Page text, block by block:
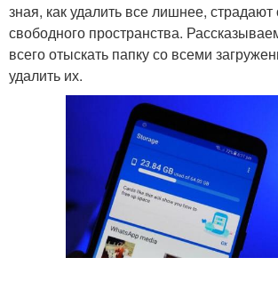
зная, как удалить все лишнее, страдают
свободного пространства.
всего отыскать папку со всеми
удалить их.